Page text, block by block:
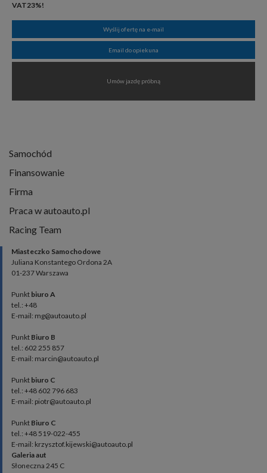
VAT23%!
Wyślij ofertę na e-mail
Email do opiekuna
Umów jazdę próbną
Samochód
Finansowanie
Firma
Praca w autoauto.pl
Racing Team
Miasteczko Samochodowe
Juliana Konstantego Ordona 2A
01-237 Warszawa
Punkt biuro A
tel.: +48
E-mail: mg@autoauto.pl
Punkt Biuro B
tel.: 602 255 857
E-mail: marcin@autoauto.pl
Punkt biuro C
tel.: +48 602 796 683
E-mail: piotr@autoauto.pl
Punkt Biuro C
tel.: +48 519-022-455
E-mail: krzysztof.kijewski@autoauto.pl
Galeria aut
Słoneczna 245 C